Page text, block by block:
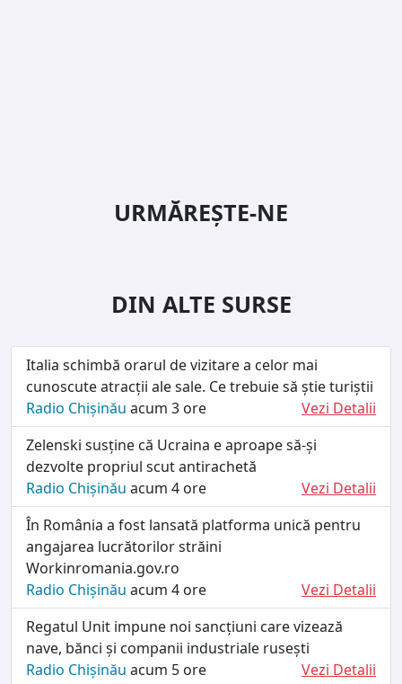
URMĂREȘTE-NE
DIN ALTE SURSE
Italia schimbă orarul de vizitare a celor mai
cunoscute atracții ale sale. Ce trebuie să știe turiștii
Radio Chișinău acum 3 ore
Vezi Detalii
Zelenski susține că Ucraina e aproape să-și
dezvolte propriul scut antirachetă
Radio Chișinău acum 4 ore
Vezi Detalii
În România a fost lansată platforma unică pentru
angajarea lucrătorilor străini
Workinromania.gov.ro
Radio Chișinău acum 4 ore
Vezi Detalii
Regatul Unit impune noi sancțiuni care vizează
nave, bănci și companii industriale rusești
Radio Chișinău acum 5 ore
Vezi Detalii